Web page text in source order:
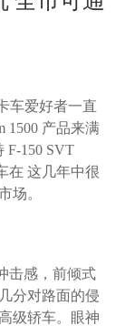
车爱好者一直
1500 产品来满
F-150 SVT
在 这几年中很
场。
击感，前倾式
分对路面的侵
级轿车。眼神